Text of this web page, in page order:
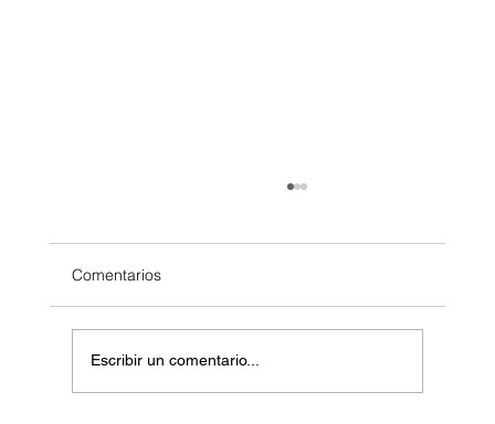
Comentarios
Escribir un comentario...